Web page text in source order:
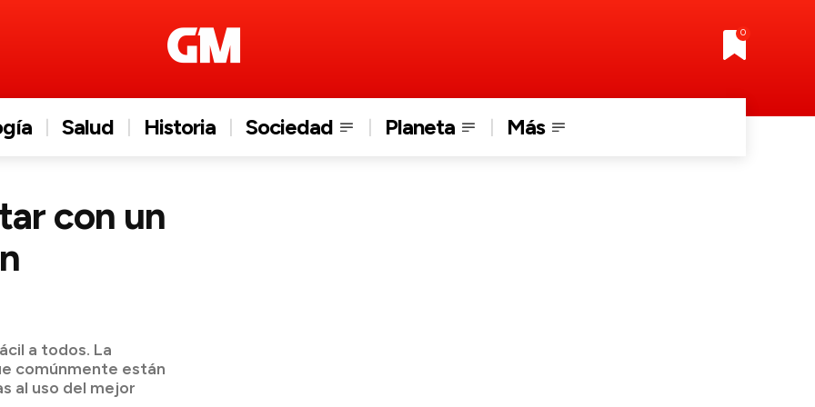
0
Salud Historia Sociedad Planeta Más
con un
a todos. La
comúnmente están
al uso del mejor